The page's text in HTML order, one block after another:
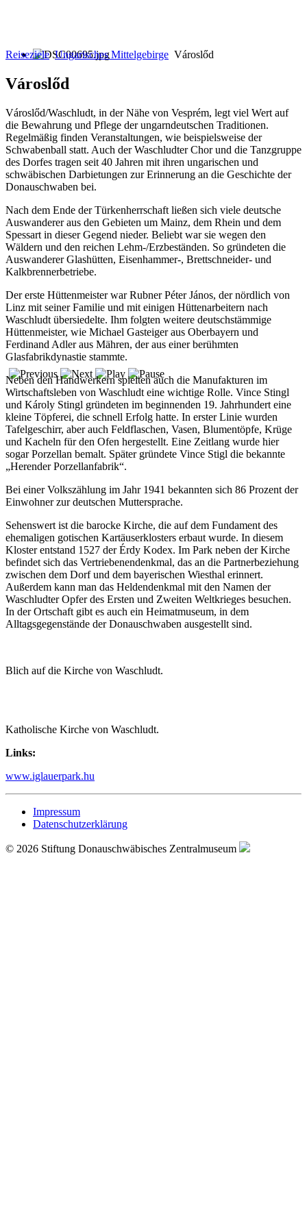
Reiseziele Ungarisches Mittelgebirge Városlőd
Városlőd
Városlőd/Waschludt, in der Nähe von Vesprém, legt viel Wert auf
die Bewahrung und Pflege der ungarndeutschen Traditionen.
Regelmäßig finden Veranstaltungen, wie beispielsweise der
Schwabenball statt. Auch der Waschludter Chor und die Tanzgruppe
des Dorfes tragen seit 40 Jahren mit ihren ungarischen und
schwäbischen Darbietungen zur Erinnerung an die Geschichte der
Donauschwaben bei.
Nach dem Ende der Türkenherrschaft ließen sich viele deutsche
Auswanderer aus den Gebieten um Mainz, dem Rhein und dem
Spessart in dieser Gegend nieder. Beliebt war sie wegen den
Wäldern und den reichen Lehm-/Erzbeständen. So gründeten die
Auswanderer Glashütten, Eisenhammer-, Brettschneider- und
Kalkbrennerbetriebe.
Der erste Hüttenmeister war Rubner Péter János, der nördlich von
Linz mit seiner Familie und mit einigen Hüttenarbeitern nach
Waschludt übersiedelte. Ihm folgten weitere deutschstämmige
Hüttenmeister, wie Michael Gasteiger aus Oberbayern und
Ferdinand Adler aus Mähren, der aus einer berühmten
Glasfabrikdynastie stammte.
Neben den Handwerkern spielten auch die Manufakturen im
Wirtschaftsleben von Waschludt eine wichtige Rolle. Vince Stingl
und Károly Stingl gründeten im beginnenden 19. Jahrhundert eine
kleine Töpferei, die schnell Erfolg hatte. In erster Linie wurden
Tafelgeschirr, aber auch Feldflaschen, Vasen, Blumentöpfe, Krüge
und Kacheln für den Ofen hergestellt. Eine Zeitlang wurde hier
sogar Porzellan bemalt. Später gründete Vince Stigl die bekannte
„Herender Porzellanfabrik“.
Bei einer Volkszählung im Jahr 1941 bekannten sich 86 Prozent der
Einwohner zur deutschen Muttersprache.
Sehenswert ist die barocke Kirche, die auf dem Fundament des
ehemaligen gotischen Kartäuserklosters erbaut wurde. In diesem
Kloster entstand 1527 der Érdy Kodex. Im Park neben der Kirche
befindet sich das Vertriebenendenkmal, das an die Partnerbeziehung
zwischen dem Dorf und dem bayerischen Wiesthal erinnert.
Außerdem kann man das Heldendenkmal mit den Namen der
Waschludter Opfer des Ersten und Zweiten Weltkrieges besuchen.
In der Ortschaft gibt es auch ein Heimatmuseum, in dem
Alltagsgegenstände der Donauschwaben ausgestellt sind.
Blich auf die Kirche von Waschludt.
Katholische Kirche von Waschludt.
Links:
www.iglauerpark.hu
Impressum
Datenschutzerklärung
© 2026 Stiftung Donauschwäbisches Zentralmuseum